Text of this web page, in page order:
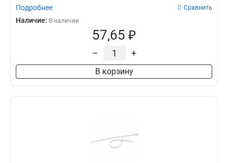
Подробнее Сравнить
Наличие: В наличии
57,65 ₽
– +
В корзину